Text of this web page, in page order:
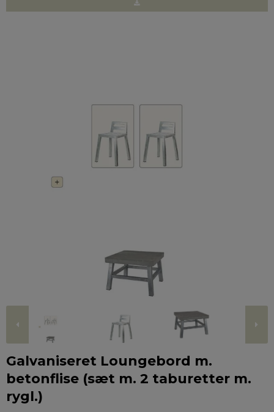
Galvaniseret Loungebord m.
betonflise (sæt m. 2 taburetter m.
rygl.)